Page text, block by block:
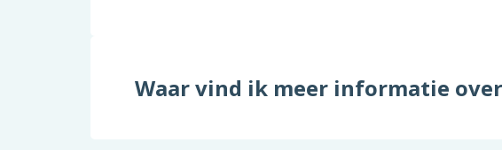
Waar vind ik meer informatie